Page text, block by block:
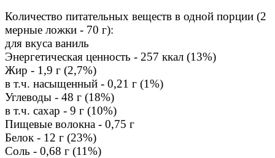
Количество питательных веществ в одной порции (2
мерные ложки - 70 г):
для вкуса ваниль
Энергетическая ценность - 257 ккал (13%)
Жир - 1,9 г (2,7%)
в т.ч. насыщенный - 0,21 г (1%)
Углеводы - 48 г (18%)
в т.ч. сахар - 9 г (10%)
Пищевые волокна - 0,75 г
Белок - 12 г (23%)
Соль - 0,68 г (11%)